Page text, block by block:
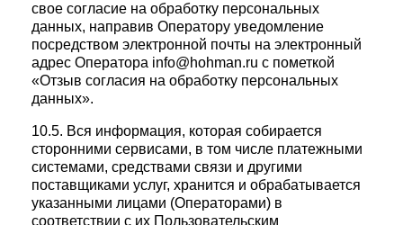
свое согласие на обработку персональных
данных, направив Оператору уведомление
посредством электронной почты на электронный
адрес Оператора info@hohman.ru с пометкой
«Отзыв согласия на обработку персональных
данных».
10.5. Вся информация, которая собирается
сторонними сервисами, в том числе платежными
системами, средствами связи и другими
поставщиками услуг, хранится и обрабатывается
указанными лицами (Операторами) в
соответствии с их Пользовательским